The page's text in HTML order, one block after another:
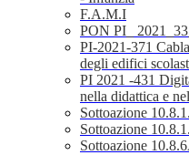
F.A.M.I
PON PI_
PI-2021-371
degli edifici
PI 2021 -431
nella didattica e
Sottoazione
Sottoazione
Sottoazione